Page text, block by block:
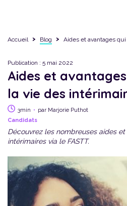
Je suis Candidat
A propos de 24|7
Accueil Blog Aides et avantages
Publication : 5 mai 2022
Aides et
la vie des
3min · par Marjorie Puthot
Candidats
Découvrez les nombreuses aides
intérimaires via le FASTT.